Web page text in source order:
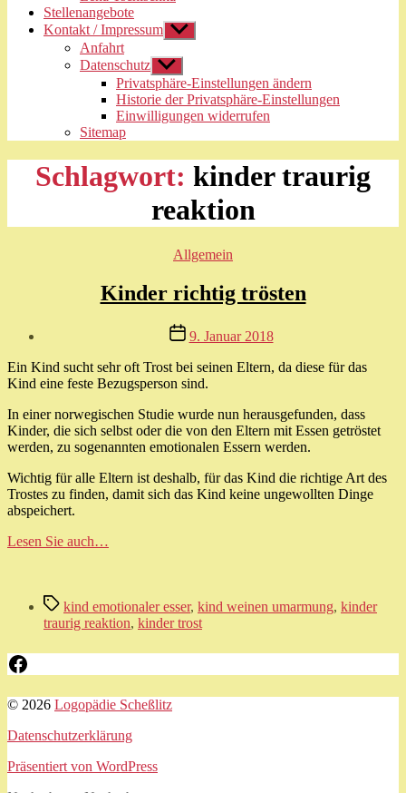
Stellenangebote
Kontakt / Impressum Untermenü
anzeigen
Anfahrt
Datenschutz Untermenü
anzeigen
Privatsphäre-Einstellungen ändern
Historie der Privatsphäre-Einstellungen
Einwilligungen widerrufen
Sitemap
Schlagwort: kinder traurig
reaktion
Kategorien
Allgemein
Kinder richtig trösten
Myriam
E.
Veröffentlichungsdatum
9. Januar 2018
Ein Kind sucht sehr oft Trost bei seinen Eltern, da diese für das
Kind eine feste Bezugsperson sind.
In einer norwegischen Studie wurde nun herausgefunden, dass
Kinder, die sich selbst oder die von den Eltern mit Essen getröstet
werden, zu sogenannten emotionalen Essern werden.
Wichtig für alle Eltern ist deshalb, für das Kind die richtige Art des
Trostes zu finden, damit sich das Kind keine ungewollten Dinge
abspeichert.
Lesen Sie auch…
Schlagwörter
kind emotionaler esser, kind weinen umarmung, kinder
traurig reaktion, kinder trost
Facebook
© 2026 Logopädie Scheßlitz
Datenschutzerklärung
Präsentiert von WordPress